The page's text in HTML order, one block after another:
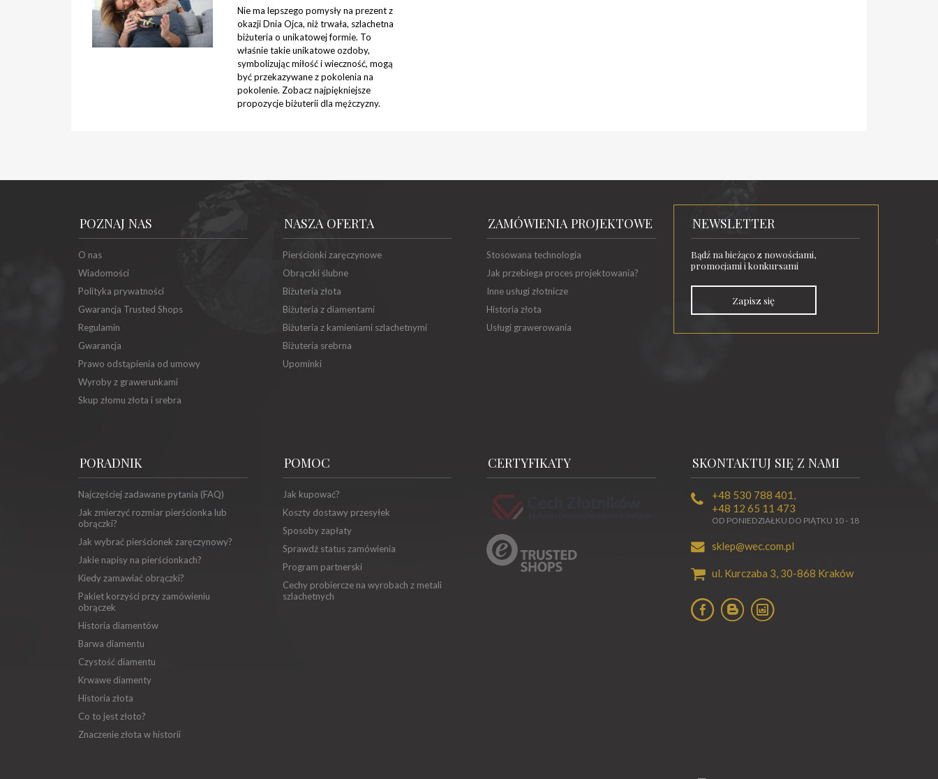
Nie ma lepszego pomysły na prezent z
okazji Dnia Ojca, niż trwała, szlachetna
biżuteria o unikatowej formie. To
właśnie takie unikatowe ozdoby,
symbolizując miłość i wieczność, mogą
być przekazywane z pokolenia na
pokolenie. Zobacz najpiękniejsze
propozycje biżuterii dla mężczyzny.
POZNAJ NAS
O nas
Wiadomości
Polityka prywatności
Gwarancja Trusted Shops
Regulamin
Gwarancja
Prawo odstąpienia od umowy
Wyroby z grawerunkami
Skup złomu złota i srebra
NASZA OFERTA
Pierścionki zaręczynowe
Obrączki ślubne
Biżuteria złota
Biżuteria z diamentami
Biżuteria z kamieniami szlachetnymi
Biżuteria srebrna
Upominki
ZAMÓWIENIA PROJEKTOWE
Stosowana technologia
Jak przebiega proces projektowania?
Inne usługi złotnicze
Historia złota
Usługi grawerowania
NEWSLETTER
Bądź na bieżąco z nowościami,
promocjami i konkursami
Zapisz się
PORADNIK
Najczęściej zadawane pytania (FAQ)
Jak zmierzyć rozmiar pierścionka lub
obrączki?
Jak wybrać pierścionek zaręczynowy?
Jakie napisy na pierścionkach?
Kiedy zamawiać obrączki?
Pakiet korzyści przy zamówieniu
obrączek
Historia diamentów
Barwa diamentu
Czystość diamentu
Krwawe diamenty
Historia złota
Co to jest złoto?
Znaczenie złota w historii
POMOC
Jak kupować?
Koszty dostawy przesyłek
Sposoby zapłaty
Sprawdź status zamówienia
Program partnerski
Cechy probiercze na wyrobach z metali
szlachetnych
CERTYFIKATY SKONTAKTUJ SIĘ Z NAMI
+48 530 788 401 ,
+48 12 65 11 473
OD PONIEDZIAŁKU DO PIĄTKU 10 - 18
sklep@wec.com.pl
ul. Kurczaba 3, 30-868 Kraków